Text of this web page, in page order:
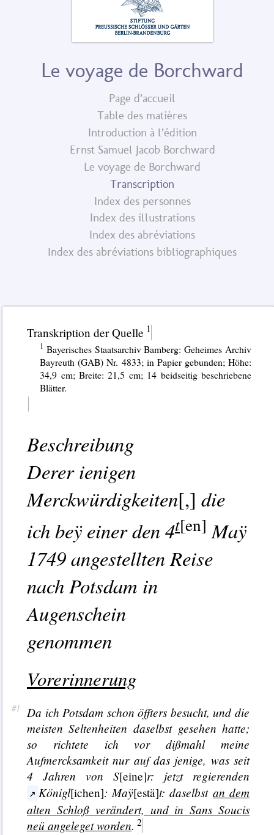
Le voyage de Borchward
Page d’accueil
Table des matières
Introduction à l’édition
Ernst Samuel Jacob Borchward
Le voyage de Borchward
Transcription
Index des personnes
Index des illustrations
Index des abréviations
Index des abréviations bibliographiques
Transkription der Quelle
Bayerisches Staatsarchiv Bamberg: Geheimes Archiv
Bayreuth (GAB) Nr. 4833; in Papier gebunden; Höhe:
34,9 cm; Breite: 21,5 cm; 14 beidseitig beschriebene
Blätter.
Beschreibung
Derer ienigen
Merckwürdigkeiten[,] die
ich beÿ einer den 4t[en] Maÿ
1749 angestellten Reise
nach Potsdam in
Augenschein
genommen
Vorerinnerung
Da ich Potsdam schon öffters besucht, und die
meisten Seltenheiten daselbst gesehen hatte;
so richtete ich vor dißmahl meine
Aufmercksamkeit nur auf das jenige, was seit
4 Jahren von S[eine]r: jetzt regierenden
Königl[ichen]: Maÿ[estä]t: daselbst an dem
alten Schloß verändert, und inSans Soucis
neü angeleget worden.